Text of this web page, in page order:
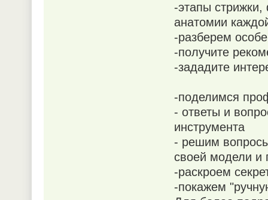
-этапы стрижки,
анатомии
-разберем
-получите
-зададите
-поделимся
- ответы и
инструмента
- решим
своей модели и
-раскроем
-покажем